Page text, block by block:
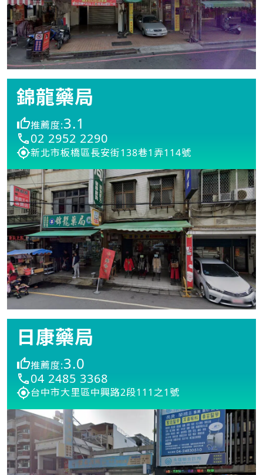
錦龍藥局
推薦度:3.1
02 2952 2290
新北市板橋區長安街138巷1弄114號
日康藥局
推薦度:3.0
04 2485 3368
台中市大里區中興路2段111之1號